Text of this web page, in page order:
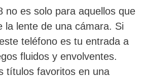
no es solo para aquellos que
la lente de una cámara. Si
teléfono es tu entrada a
fluidos y envolventes.
títulos favoritos en una